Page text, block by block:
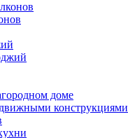
доме
конструкциями